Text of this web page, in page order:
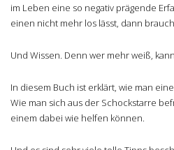
im Leben eine so negativ prägende
einen nicht mehr los lässt, dann
Und Wissen. Denn wer mehr weiß,
In diesem Buch ist erklärt, wie man
Wie man sich aus der Schockstarre
einem dabei wie helfen können.